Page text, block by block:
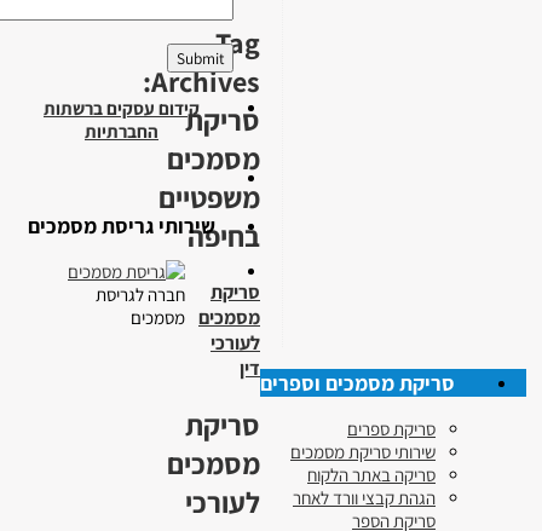
Tag
Archives:
סריקת
מסמכים
משפטיים
בחיפה
סריקת
מסמכים
לעורכי
דין
סריקת
מסמכים
לעורכי
קידום עסקים ברשתות
החברתיות
שירותי גריסת מסמכים
חברה לגריסת
מסמכים
סריקת מסמכים וספרים
סריקת ספרים
שירותי סריקת מסמכים
סריקה באתר הלקוח
הגהת קבצי וורד לאחר
סריקת הספר